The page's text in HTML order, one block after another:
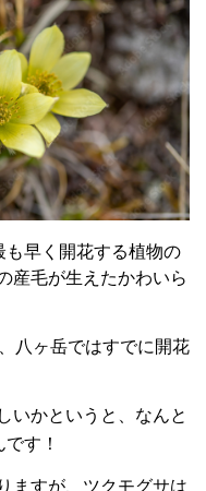
も早く開花する植物の
産毛が生えたかわいら
八ヶ岳ではすでに開花
いかというと、なんと
です！
ますが、ツクモグサは